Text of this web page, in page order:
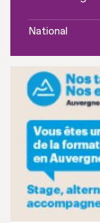
National